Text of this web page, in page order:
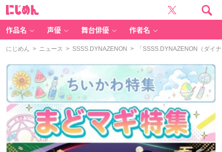
作品名 声優 舞台俳優 作者名
にじめん > ニュース > SSSS.DYNAZENON > 「SSSS.DYNAZENON（ダイ